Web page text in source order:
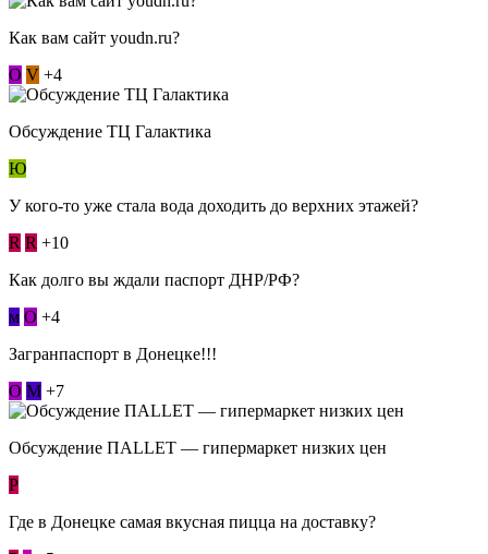
Как вам сайт youdn.ru?
О V +4
Обсуждение ТЦ Галактика
Ю
У кого-то уже стала вода доходить до верхних этажей?
R R +10
Как долго вы ждали паспорт ДНР/РФ?
м О +4
Загранпаспорт в Донецке!!!
О М +7
Обсуждение ПАLLЕТ — гипермаркет низких цен
Р
Где в Донецке самая вкусная пицца на доставку?